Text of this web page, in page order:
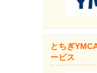
とちぎ
ービス